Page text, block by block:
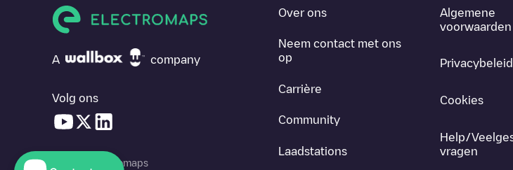
A company
Volg ons
© 2026 Electromaps
Over ons
Neem contact met ons
op
Carrière
Community
Laadstations
Algemene
voorwaarden
Privacybeleid
Cookies
Help/
vragen